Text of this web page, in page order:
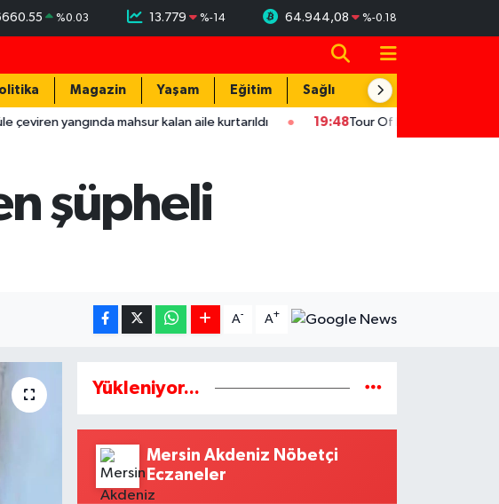
%0.03 13.779 %-14 64.944,08 %-0.18
Magazin Yaşam Eğitim Sağlık Teknoloji
mahsur kalan aile kurtarıldı 19:48Tour Of Kahramanmaraş'ın
şüpheli
A- A+
Yükleniyor...
Mersin Akdeniz Nöbetçi
Eczaneler